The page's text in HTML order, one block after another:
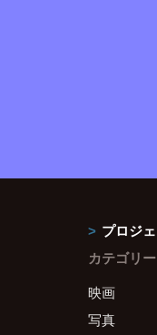
プロジ
カテゴリー
映画
写真